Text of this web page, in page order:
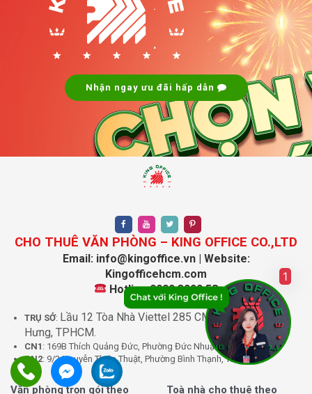
.
.
Nhận ngay ưu đãi hấp dẫn
CHO THUÊ VĂN PHÒNG – KING OFFICE CO.,LTD
Email: info@kingoffice.vn | Website:
Kingofficehcm.com
Hotline:0902.3222.58
TRỤ SỞ: Lầu 12 Tòa Nhà Viettel 285 CMT8, Phường Hòa
Hưng, TPHCM.
CN1 : 169B Thích Quảng Đức, Phường Đức Nhuận, TPHCM.
CN2: 9/2 Nguyễn Thiện Thuật, Phường Bình Thạnh, TPHCM.
Văn phòng trọn gói theo Toà nhà cho thuê theo
1